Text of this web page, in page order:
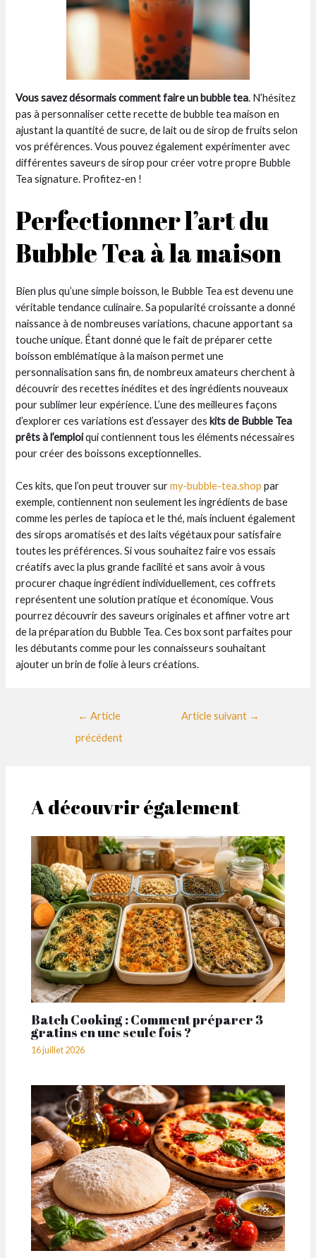
Vous savez désormais comment faire un bubble tea. N’hésitez
pas à personnaliser cette recette de bubble tea maison en
ajustant la quantité de sucre, de lait ou de sirop de fruits selon
vos préférences. Vous pouvez également expérimenter avec
différentes saveurs de sirop pour créer votre propre Bubble
Tea signature. Profitez-en !
Perfectionner l’art du
Bubble Tea à la maison
Bien plus qu’une simple boisson, le Bubble Tea est devenu une
véritable tendance culinaire. Sa popularité croissante a donné
naissance à de nombreuses variations, chacune apportant sa
touche unique. Étant donné que le fait de préparer cette
boisson emblématique à la maison permet une
personnalisation sans fin, de nombreux amateurs cherchent à
découvrir des recettes inédites et des ingrédients nouveaux
pour sublimer leur expérience. L’une des meilleures façons
d’explorer ces variations est d’essayer des kits de Bubble Tea
prêts à l’emploiqui contiennent tous les éléments nécessaires
pour créer des boissons exceptionnelles.
Ces kits, que l’on peut trouver surmy-bubble-tea.shop par
exemple, contiennent non seulement les ingrédients de base
comme les perles de tapioca et le thé, mais incluent également
des sirops aromatisés et des laits végétaux pour satisfaire
toutes les préférences. Si vous souhaitez faire vos essais
créatifs avec la plus grande facilité et sans avoir à vous
procurer chaque ingrédient individuellement, ces coffrets
représentent une solution pratique et économique. Vous
pourrez découvrir des saveurs originales et affiner votre art
de la préparation du Bubble Tea. Ces box sont parfaites pour
les débutants comme pour les connaisseurs souhaitant
ajouter un brin de folie à leurs créations.
← Article
précédent
Article suivant →
A découvrir également
Batch Cooking : Comment préparer 3
gratins en une seule fois ?
16 juillet 2026